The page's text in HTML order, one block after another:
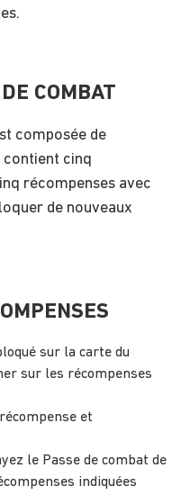
COMBAT
composée de
contient cinq
récompenses avec
de nouveaux
sur la carte du
sur les récompenses
et
le Passe de combat de
indiquées